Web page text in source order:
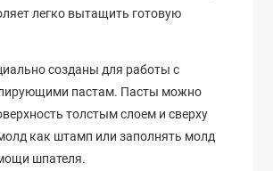
легко вытащить готовую
созданы для работы с
пастам. Пасты можно
толстым слоем и сверху
как штамп или заполнять молд
шпателя.